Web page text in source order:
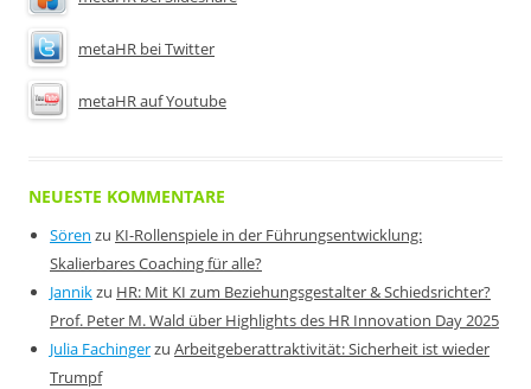
metaHR bei Twitter
metaHR auf Youtube
NEUESTE KOMMENTARE
Sören zu KI-Rollenspiele in der Führungsentwicklung:
Skalierbares Coaching für alle?
Jannikzu HR: Mit KI zum Beziehungsgestalter & Schiedsrichter?
Prof. Peter M. Wald über Highlights des HR Innovation Day 2025
Julia Fachingerzu Arbeitgeberattraktivität: Sicherheit ist wieder
Trumpf